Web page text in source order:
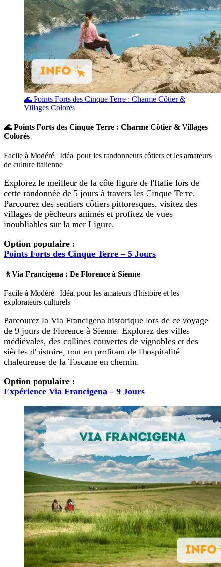
🌊 Points Forts des Cinque Terre : Charme Côtier &
Villages Colorés
🌊 Points Forts des Cinque Terre : Charme Côtier & Villages
Colorés
Facile à Modéré | Idéal pour les randonneurs côtiers et les amateurs
de culture italienne
Explorez le meilleur de la côte ligure de l'Italie lors de
cette randonnée de 5 jours à travers les Cinque Terre.
Parcourez des sentiers côtiers pittoresques, visitez des
villages de pêcheurs animés et profitez de vues
inoubliables sur la mer Ligure.
Option populaire :
Points Forts des Cinque Terre – 5 Jours
🚶Via Francigena : De Florence à Sienne
Facile à Modéré | Idéal pour les amateurs d'histoire et les
explorateurs culturels
Parcourez la Via Francigena historique lors de ce voyage
de 9 jours de Florence à Sienne. Explorez des villes
médiévales, des collines couvertes de vignobles et des
siècles d'histoire, tout en profitant de l'hospitalité
chaleureuse de la Toscane en chemin.
Option populaire :
Expérience Via Francigena – 9 Jours